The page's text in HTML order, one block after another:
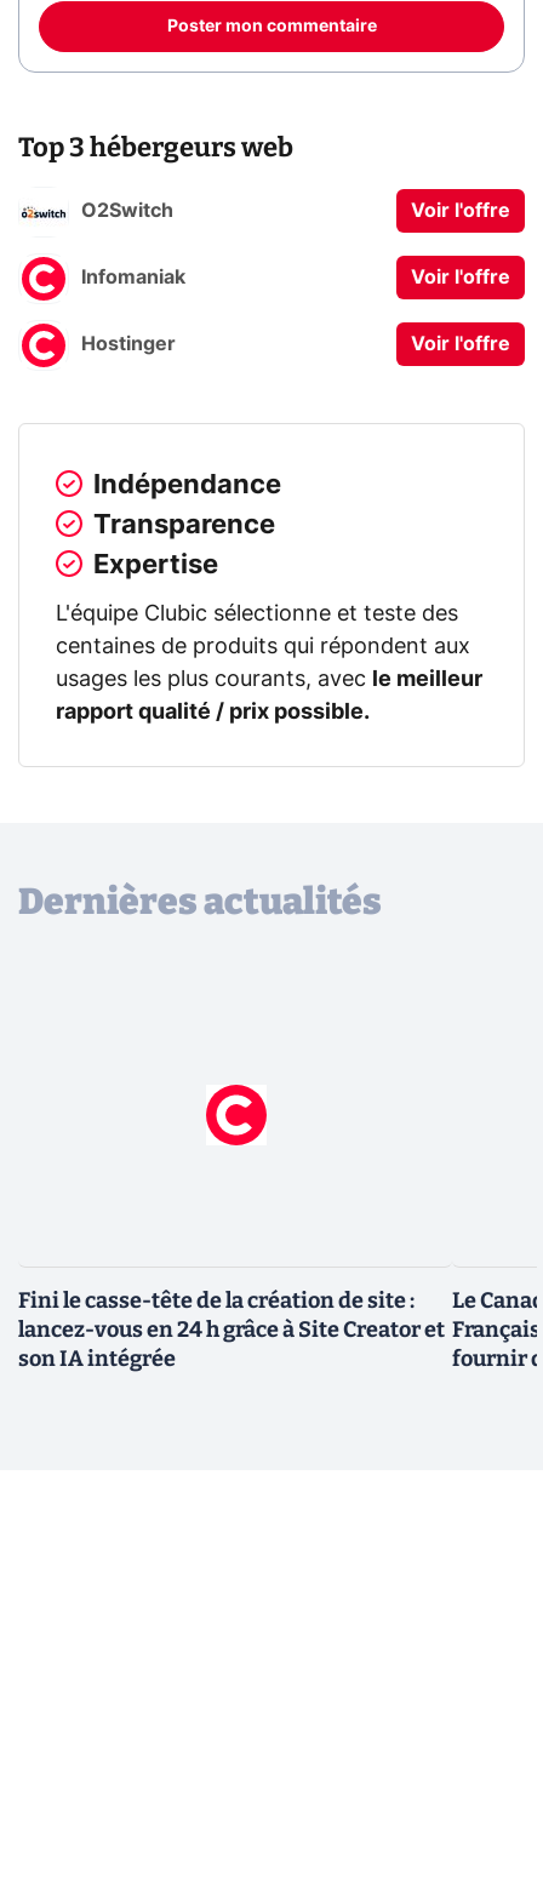
Poster mon commentaire
Top 3 hébergeurs web
O2Switch Voir l'offre
Infomaniak Voir l'offre
Hostinger Voir l'offre
Indépendance
Transparence
Expertise
L'équipe Clubic sélectionne et teste des
centaines de produits qui répondent aux
usages les plus courants, avec
le meilleur
rapport qualité / prix possible.
Dernières actualités
Fini le casse-tête de la création de site :
lancez-vous en 24 h grâce à Site Creator et
son IA intégrée
Le
fournir